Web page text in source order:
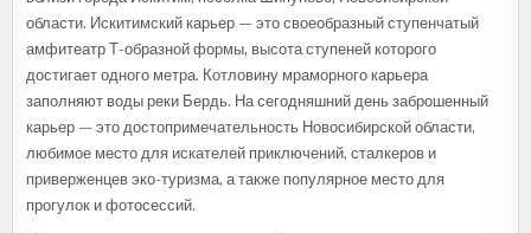
области. Искитимский карьер — это своеобразный ступенчатый
амфитеатр Т-образной формы, высота ступеней которого
достигает одного метра. Котловину мраморного карьера
заполняют воды реки Бердь. На сегодняшний день заброшенный
карьер — это достопримечательность Новосибирской области,
любимое место для искателей приключений, сталкеров и
приверженцев эко-туризма, а также популярное место для
прогулок и фотосессий.